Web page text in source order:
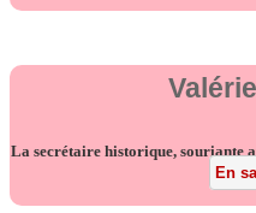
La secrétaire historique, souriante
En